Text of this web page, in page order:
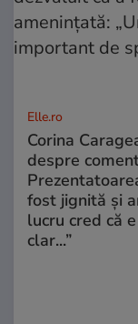
Elle.ro
Corina
despre
fost jignită și
lucru cred că
clar...”